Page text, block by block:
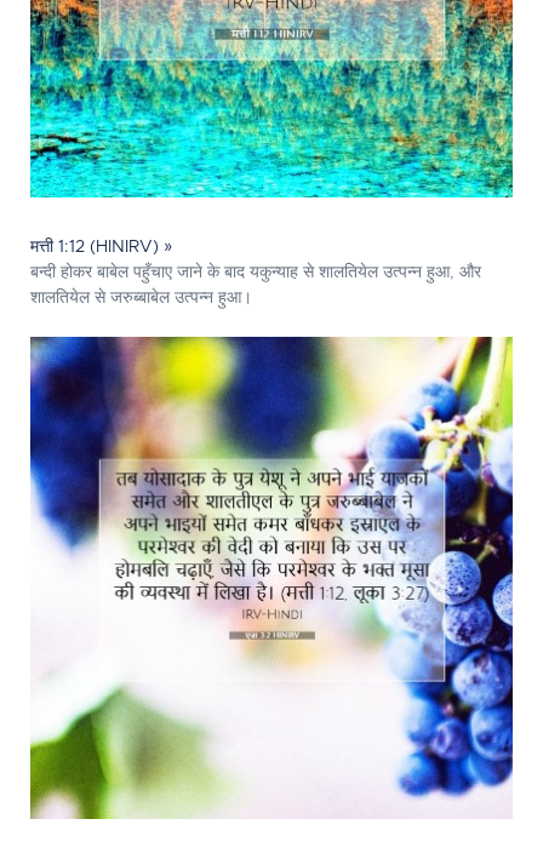
मत्ती 1:12 (HINIRV) »
बन्दी होकर बाबेल पहुँचाए जाने के बाद यकुन्याह से शालतियेल उत्‍पन्‍न हुआ, और
शालतियेल से जरुब्बाबेल उत्‍पन्‍न हुआ।